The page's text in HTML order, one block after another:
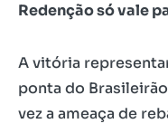
Redenção só vale
A vitória
ponta do
vez a ameaça de